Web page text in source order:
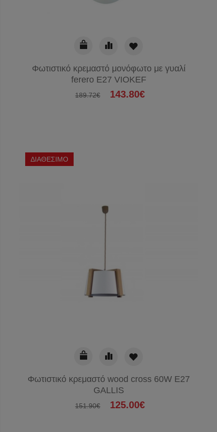
Φωτιστικό κρεμαστό μονόφωτο με γυαλί
ferero E27 VIOKEF
189.72€ 143.80€
ΔΙΑΘΕΣΙΜΟ
Φωτιστικό κρεμαστό wood cross 60W E27
GALLIS
151.90€ 125.00€